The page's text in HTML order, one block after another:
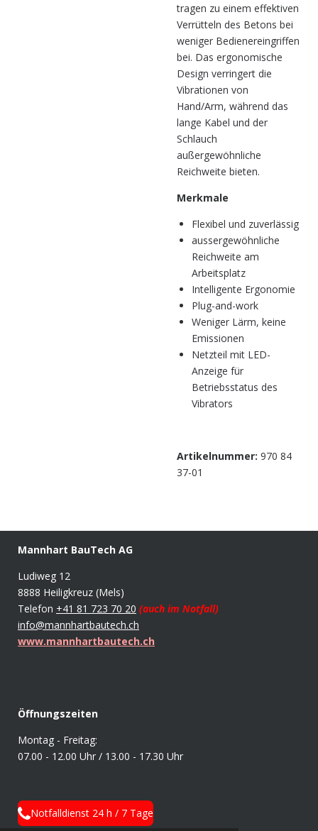
tragen zu einem effektiven
Verrütteln des Betons bei
weniger Bedienereingriffen
bei. Das ergonomische
Design verringert die
Vibrationen von
Hand/Arm, während das
lange Kabel und der
Schlauch
außergewöhnliche
Reichweite bieten.
Merkmale
Flexibel und zuverlässig
aussergewöhnliche
Reichweite am
Arbeitsplatz
Intelligente Ergonomie
Plug-and-work
Weniger Lärm, keine
Emissionen
Netzteil mit LED-
Anzeige für
Betriebsstatus des
Vibrators
Artikelnummer: 970 84
37-01
Mannhart BauTech AG
Ludiweg 12
8888 Heiligkreuz (Mels)
Telefon +41 81 723 70 20 (auch im Notfall)
info@mannhartbautech.ch
www.mannhartbautech.ch
Öffnungszeiten
Montag - Freitag:
07.00 - 12.00 Uhr / 13.00 - 17.30 Uhr
Notfalldienst 24 h / 7 Tage